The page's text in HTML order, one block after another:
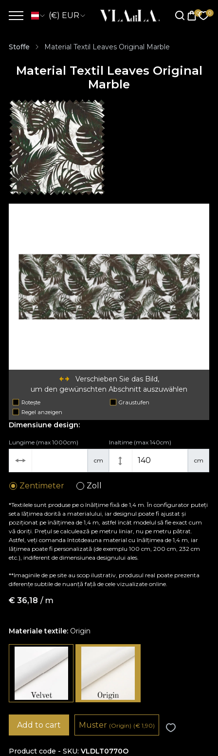
(€) EUR
Stoffe Material Textil Leaves Original Marble
Material Textil Leaves Original
Marble
Verschieben Sie das Bild,
um den gewünschten Abschnitt auszuwählen
Rotește
Graustufen
Regel anzeigen
Materiale textile: Origin
Dimensiune design:
cm
Lungime (max 1000cm)
cm
Inaltime (max 140cm)
Zentimeter Zoll
*Textilele sunt produse pe o înălțime fixă de 1,4 m. În configurator puteți
seta lățimea dorită a materialului, iar designul poate fi ajustat și
poziționat pe înălțimea de 1,4 m, astfel încât modelul să fie exact cum
vă doriți. Prețul se calculează pe metru liniar, nu pe metru pătrat.
Astfel, veți comanda întotdeauna material cu înălțimea de 1,4 m, iar
lățimea poate fi personalizată (de exemplu 100 cm, 200 cm, 232 cm
etc.), indiferent de dimensiunea designului ales.
**Imaginile de pe site au scop ilustrativ, produsul real poate prezenta
diferențe subtile de nuanță față de cele vizualizate online.
€ 36,18 / m
Product code - SKU VLDLT0770O
Add to cart Muster (Origin) (€ 1,90)